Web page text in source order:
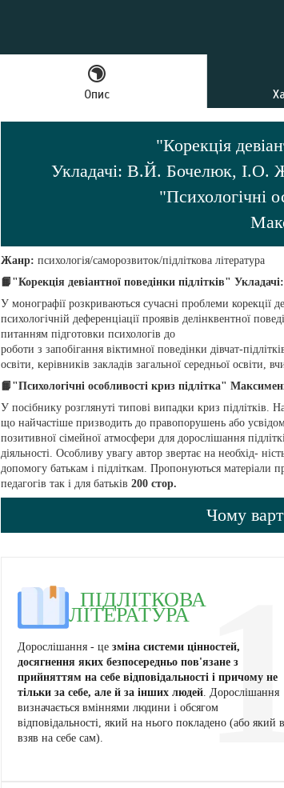
Опис
"Корекція
Укладачі: В.Й. Бочелюк, І.О.
"Психологічні
Жанр: психологія/саморозвиток/підліткова література
📙"Корекція девіантної поведінки підлітків"
У монографії розкриваються сучасні проблеми корекції
психологічній деференціації проявів делінквентної
питанням підготовки психологів до
роботи з запобігання віктимної поведінки дівчат-
освіти, керівників закладів загальної середньої освіти,
📙 "Психологічні особливості криз підлітка"
У посібнику розглянуті типові випадки криз підлітків.
що найчастіше призводить до правопорушень або
позитивної сімейної атмосфери для дорослішання
діяльності. Особливу увагу автор звертає на необхід-
допомогу батькам і підліткам. Пропонуються матеріали
педагогів так і для батьків 200 стор.
Чому
ПІДЛІТКОВА
ЛІТЕРАТУРА
Дорослішання - це зміна системи цінностей,
досягнення яких безпосередньо пов'язане з
прийняттям на себе відповідальності і причому не
тільки за себе, але й за інших людей . Дорослішання
визначається вміннями людини і обсягом
відповідальності, який на нього покладено (або який
взяв на себе сам).